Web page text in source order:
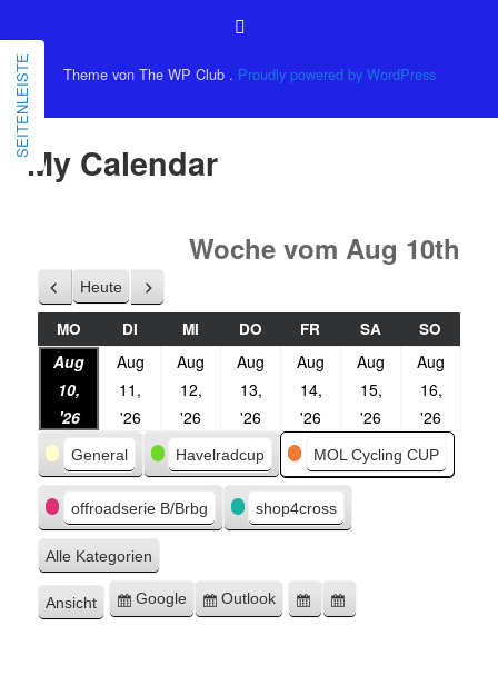
My Calendar
Woche vom Aug 10th
Zurück
Heute Weiter
MO DI MI DO FR SA SO
Aug
10,
'26
Aug
11,
'26
Aug
12,
'26
Aug
13,
'26
Aug
14,
'26
Aug
15,
'26
Aug
16,
'26
Kategorien
General Havelradcup MOL Cycling CUP
offroadserie B/Brbg shop4cross
Alle Kategorien
Ansicht ausdrucken
Eintragen
Google
Eintragen
Outlook
Google-
SEITENLEISTE Theme von The WP Club . Proudly powered by WordPress